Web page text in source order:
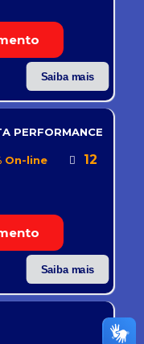
Saiba mais
Saiba mais
PERFORMANCE
On-line
12